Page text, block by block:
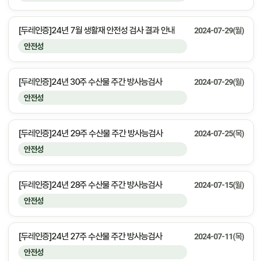
안전성
[두레인증]24년 7월 생활재 안전성 검사 결과 안내 2024-07-29(월)
안전성
[두레인증]24년 30주 수산물 주간 방사능검사 2024-07-29(월)
안전성
[두레인증]24년 29주 수산물 주간 방사능검사 2024-07-25(목)
안전성
[두레인증]24년 28주 수산물 주간 방사능검사 2024-07-15(월)
안전성
[두레인증]24년 27주 수산물 주간 방사능검사 2024-07-11(목)